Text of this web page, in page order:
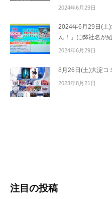
2024年6月29日
2024年6月29日(土
ん！」に弊社名が
2024年6月29日
8月26日(土)大淀コ
2023年8月21日
注目の投稿